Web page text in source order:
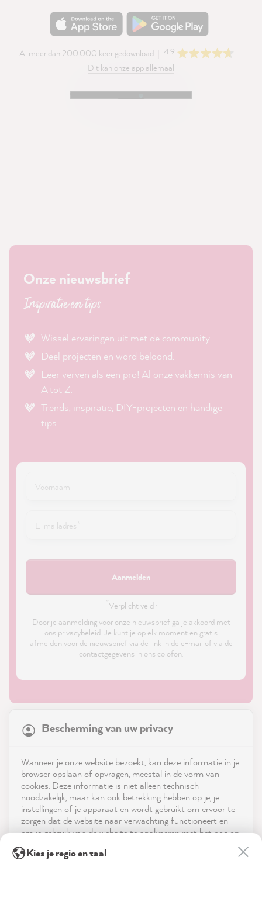
Al meer dan 200.000 keer gedownload
4.9
Dit kan onze app allemaal
Onze nieuwsbrief
Inspiratie en tips
Wissel ervaringen uit met de community.
Deel projecten en word beloond.
Leer verven als een pro! Al onze vakkennis van
A tot Z.
Trends, inspiratie, DIY-projecten en handige
tips.
Aanmelden
Verplicht veld ·
Door je aanmelding voor onze nieuwsbrief ga je akkoord met
ons privacybeleid. Je kunt je op elk moment en gratis
afmelden voor de nieuwsbrief via de link in de e-mail of via de
contactgegevens in ons colofon.
Service
Neem contact op met
Bescherming van uw privacy
Wanneer je onze website bezoekt, kan deze informatie in je
browser opslaan of opvragen, meestal in de vorm van
cookies. Deze informatie is niet alleen technisch
noodzakelijk, maar kan ook betrekking hebben op je, je
instellingen of je apparaat en wordt gebruikt om ervoor te
zorgen dat de website naar verwachting functioneert en
om je gebruik van de website te analyseren met het oog op
advertenties aan te bieden via de diensten die in de
21,928Reviews
reviews-io
Verified Customer
MissPompadour Beige mit Sand - Der Alles
Kies je regio en taal